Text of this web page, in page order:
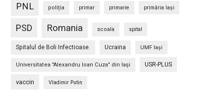
PNL poliția primar primarie primăria Iași
PSD Romania scoala spital
Spitalul de Boli Infectioase. Ucraina UMF Iași
Universitatea "Alexandru Ioan Cuza" din Iaşi USR-PLUS
vaccin Vladimir Putin